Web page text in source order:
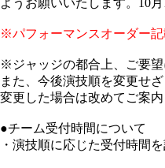
ようお願いいたします。10
※パフォーマンスオーダー記
※ジャッジの都合上、ご要望
また、今後演技順を変更せ
変更した場合は改めてご案内
●チーム受付時間について
・演技順に応じた受付時間